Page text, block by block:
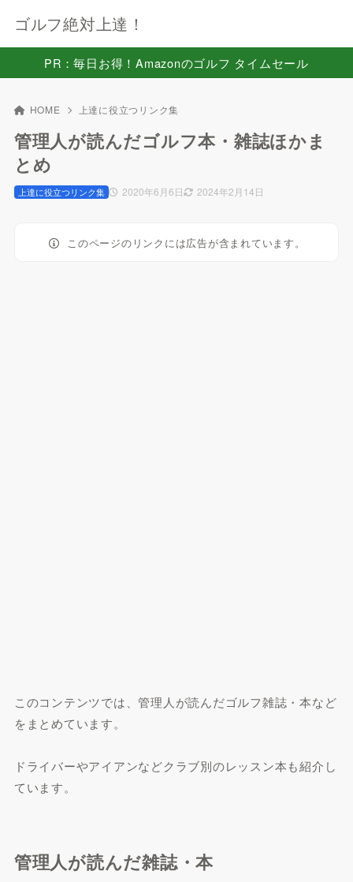
ゴルフ絶対上達！
PR：毎日お得！Amazonのゴルフ タイムセール
HOME 上達に役立つリンク集
管理人が読んだゴルフ本・雑誌ほかま
とめ
2020年6月6日 2024年2月14日
上達に役立つリンク集
このページのリンクには広告が含まれています。
このコンテンツでは、管理人が読んだゴルフ雑誌・本など
をまとめています。
ドライバーやアイアンなどクラブ別のレッスン本も紹介し
ています。
管理人が読んだ雑誌・本